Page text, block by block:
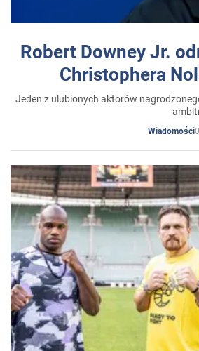
Robert Downey Jr.
Christophera
Jeden z ulubionych aktorów
Wiadomości